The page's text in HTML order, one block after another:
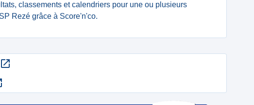
classements et calendriers pour une ou plusieurs
Rezé grâce à Score'n'co.